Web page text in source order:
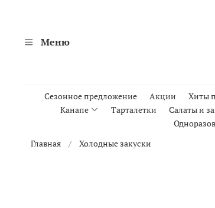
Меню
Сезонное предложение Акции Хиты
Канапе
Тарталетки Салаты и
Главная
Холодные закуски